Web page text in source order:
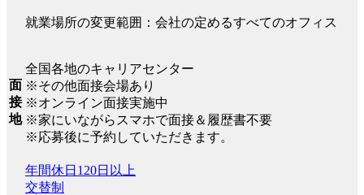
就業場所の変更範囲：会社の定めるすべてのオフィス
面
接
地
全国各地のキャリアセンター
※その他面接会場あり
※オンライン面接実施中
※家にいながらスマホで面接＆履歴書不要
※応募後に予約していただきます。
年間休日120日以上
交替制